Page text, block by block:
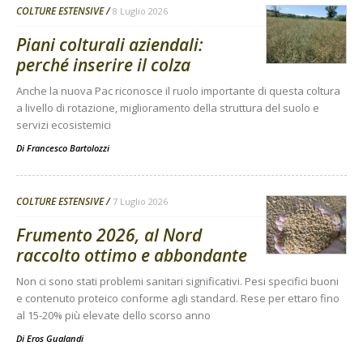
COLTURE ESTENSIVE 8 Luglio 2026
Piani colturali aziendali:
perché inserire il colza
Anche la nuova Pac riconosce il ruolo importante di questa coltura
a livello di rotazione, miglioramento della struttura del suolo e
servizi ecosistemici
Di Francesco Bartolozzi
COLTURE ESTENSIVE 7 Luglio 2026
Frumento 2026, al Nord
raccolto ottimo e abbondante
Non ci sono stati problemi sanitari significativi. Pesi specifici buoni
e contenuto proteico conforme agli standard. Rese per ettaro fino
al 15-20% più elevate dello scorso anno
Di Eros Gualandi